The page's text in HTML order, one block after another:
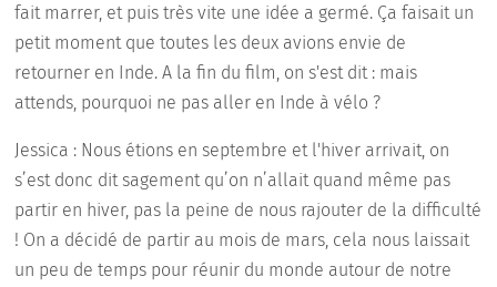
fait marrer, et puis très vite une idée a germé. Ça faisait un
petit moment que toutes les deux avions envie de
retourner en Inde. A la fin du film, on s'est dit : mais
attends, pourquoi ne pas aller en Inde à vélo ?
Jessica : Nous étions en septembre et l'hiver arrivait, on
s’est donc dit sagement qu’on n’allait quand même pas
partir en hiver, pas la peine de nous rajouter de la difficulté
! On a décidé de partir au mois de mars, cela nous laissait
un peu de temps pour réunir du monde autour de notre